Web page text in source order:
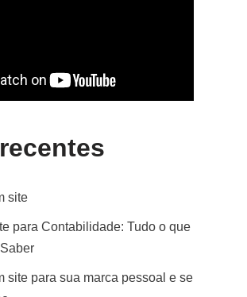
site
para Contabilidade: Tudo o que
site para sua marca pessoal e se